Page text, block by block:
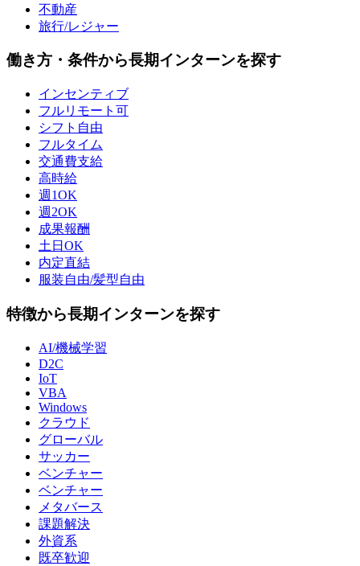
不動産
旅行/レジャー
働き方・条件から長期インターンを探す
インセンティブ
フルリモート可
シフト自由
フルタイム
交通費支給
高時給
週1OK
週2OK
成果報酬
土日OK
内定直結
服装自由/髪型自由
特徴から長期インターンを探す
AI/機械学習
D2C
IoT
VBA
Windows
クラウド
グローバル
サッカー
ベンチャー
ベンチャー
メタバース
課題解決
外資系
既卒歓迎